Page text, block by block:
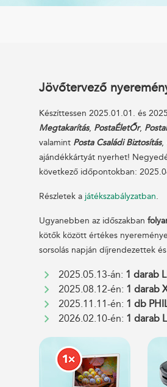
Jövőtervező
Készíttessen 2025.01.01. és
Megtakarítás, PostaÉletŐr,
valamint Posta Családi Biztosítás,
ajándékkártyát nyerhet!
következő időpontokban:
Részletek a játékszabályzatban.
Ugyanebben az időszakban
kötők között értékes
sorsolás napján díjrendezettek és
2025.05.13-án: 1 darab
2025.08.12-én: 1 darab
2025.11.11-én: 1 db
2026.02.10-én: 1 darab